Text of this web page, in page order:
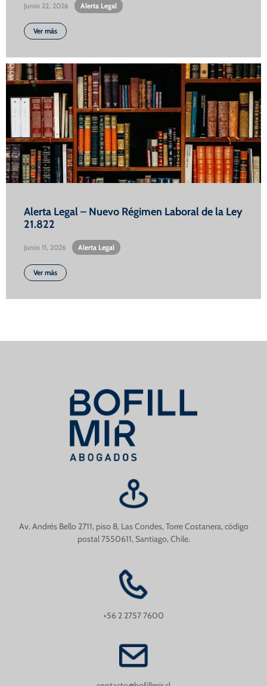
Junio 22, 2026 Alerta Legal
Ver más
Alerta Legal – Nuevo Régimen Laboral de la Ley
21.822
Junio 11, 2026 Alerta Legal
Ver más
Av. Andrés Bello 2711, piso 8, Las Condes, Torre Costanera, código
postal 7550611, Santiago, Chile.
+56 2 2757 7600